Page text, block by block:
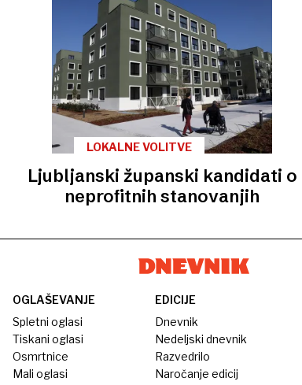
LOKALNE VOLITVE
Ljubljanski županski kandidati o
neprofitnih stanovanjih
OGLAŠEVANJE
Spletni oglasi
Tiskani oglasi
Osmrtnice
Mali oglasi
EDICIJE
Dnevnik
Nedeljski dnevnik
Razvedrilo
Naročanje edicij